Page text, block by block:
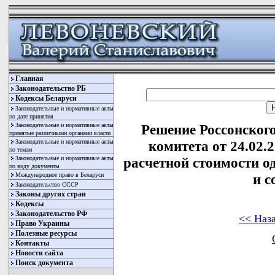
Главная
Законодательство РБ
Кодексы Беларуси
Законодательные и нормативные акты
по дате принятия
Законодательные и нормативные акты
принятые различными органами власти
Законодательные и нормативные акты
по темам
Законодательные и нормативные акты
по виду документы
Международное право в Беларуси
Законодательство СССР
Законы других стран
Кодексы
Законодательство РФ
Право Украины
Полезные ресурсы
Контакты
Новости сайта
Поиск документа
Решение
комитета от
расчетной стоимости
и
<<